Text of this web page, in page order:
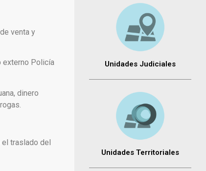
venta y
externo Policía
dinero
el traslado del
Unidades Judiciales
Unidades Territoriales